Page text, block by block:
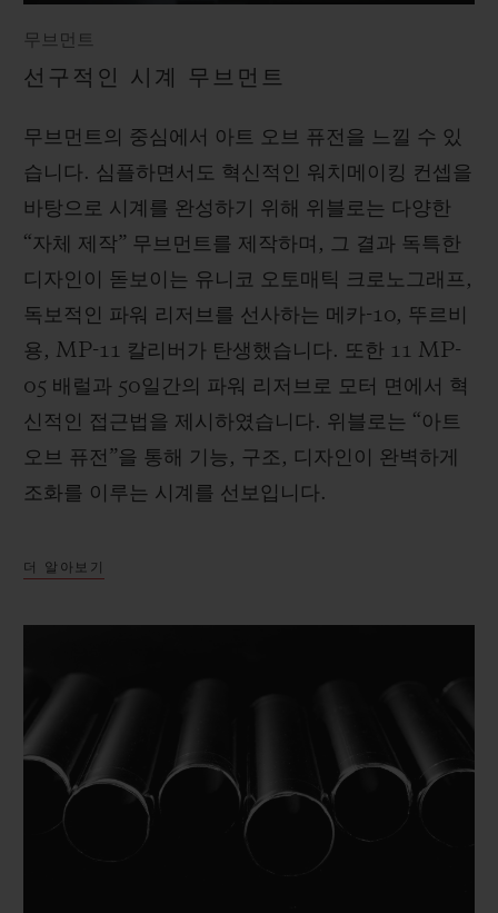
무브먼트
선구적인 시계 무브먼트
무브먼트의 중심에서 아트 오브 퓨전을 느낄 수 있
습니다. 심플하면서도 혁신적인 워치메이킹 컨셉을
바탕으로 시계를 완성하기 위해 위블로는 다양한
“자체 제작” 무브먼트를 제작하며, 그 결과 독특한
디자인이 돋보이는 유니코 오토매틱 크로노그래프,
독보적인 파워 리저브를 선사하는 메카-10, 뚜르비
용, MP-11 칼리버가 탄생했습니다. 또한 11 MP-
05 배럴과 50일간의 파워 리저브로 모터 면에서 혁
신적인 접근법을 제시하였습니다. 위블로는 “아트
오브 퓨전”을 통해 기능, 구조, 디자인이 완벽하게
조화를 이루는 시계를 선보입니다.
더 알아보기